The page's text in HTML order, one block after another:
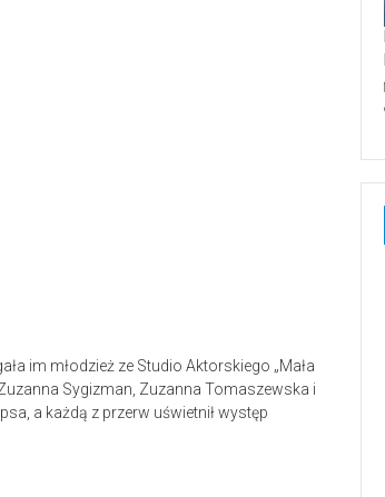
im młodzież ze Studio Aktorskiego „Mała
Sygizman, Zuzanna Tomaszewska i
a każdą z przerw uświetnił występ